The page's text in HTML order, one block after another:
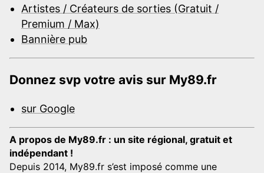
Artistes / Créateurs de sorties (Gratuit /
Premium / Max)
Bannière pub
Donnez svp votre avis sur My89.fr
sur Google
A propos de My89.fr : un site régional, gratuit et
indépendant !
Depuis 2014, My89.fr s’est imposé comme une